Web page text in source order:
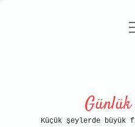
Küçük şeylerde